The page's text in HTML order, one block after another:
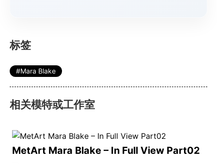
标签
Mara Blake
相关模特或工作室
MetArt Mara Blake – In Full View Part02